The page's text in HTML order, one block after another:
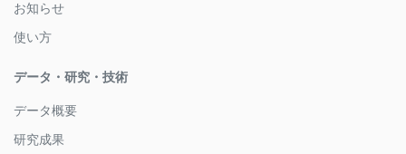
お知らせ
使い方
データ・研究・技術
データ概要
研究成果